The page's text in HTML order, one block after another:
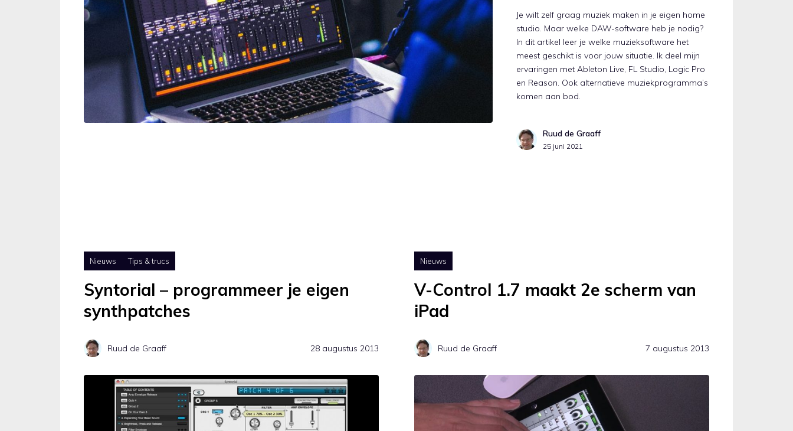
Je wilt zelf graag muziek maken in je eigen home
studio. Maar welke DAW-software heb je nodig?
In dit artikel leer je welke muzieksoftware het
meest geschikt is voor jouw situatie. Ik deel mijn
ervaringen met Ableton Live, FL Studio, Logic Pro
en Reason. Ook alternatieve muziekprogramma’s
komen aan bod.
Ruud de Graaff
25 juni 2021
Nieuws Tips & trucs
Syntorial – programmeer je eigen
synthpatches
Ruud de Graaff 28 augustus 2013
Nieuws
V-Control 1.7 maakt 2e scherm van
iPad
Ruud de Graaff 7 augustus 2013